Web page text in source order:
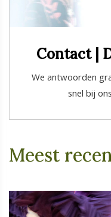
Contact |
We antwoorden
snel bij
Meest